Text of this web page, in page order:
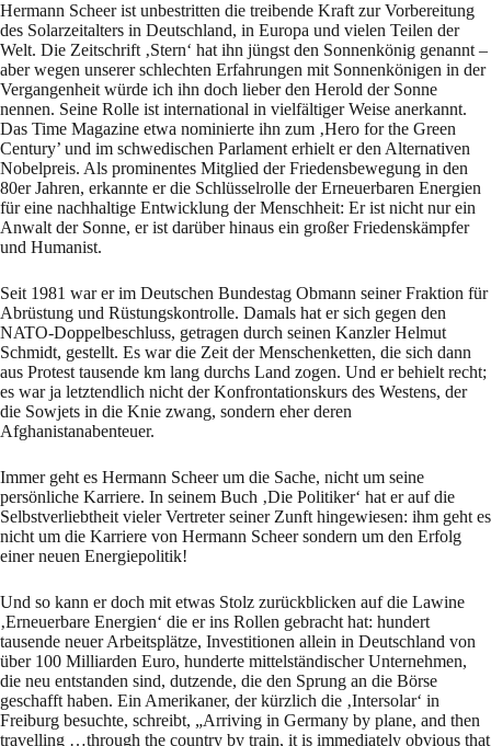
Hermann Scheer ist unbestritten die treibende Kraft zur Vorbereitung
des Solarzeitalters in Deutschland, in Europa und vielen Teilen der
Welt. Die Zeitschrift ‚Stern‘ hat ihn jüngst den Sonnenkönig genannt –
aber wegen unserer schlechten Erfahrungen mit Sonnenkönigen in der
Vergangenheit würde ich ihn doch lieber den Herold der Sonne
nennen. Seine Rolle ist international in vielfältiger Weise anerkannt.
Das Time Magazine etwa nominierte ihn zum ‚Hero for the Green
Century’ und im schwedischen Parlament erhielt er den Alternativen
Nobelpreis. Als prominentes Mitglied der Friedensbewegung in den
80er Jahren, erkannte er die Schlüsselrolle der Erneuerbaren Energien
für eine nachhaltige Entwicklung der Menschheit: Er ist nicht nur ein
Anwalt der Sonne, er ist darüber hinaus ein großer Friedenskämpfer
und Humanist.
Seit 1981 war er im Deutschen Bundestag Obmann seiner Fraktion für
Abrüstung und Rüstungskontrolle. Damals hat er sich gegen den
NATO-Doppelbeschluss, getragen durch seinen Kanzler Helmut
Schmidt, gestellt. Es war die Zeit der Menschenketten, die sich dann
aus Protest tausende km lang durchs Land zogen. Und er behielt recht;
es war ja letztendlich nicht der Konfrontationskurs des Westens, der
die Sowjets in die Knie zwang, sondern eher deren
Afghanistanabenteuer.
Immer geht es Hermann Scheer um die Sache, nicht um seine
persönliche Karriere. In seinem Buch ‚Die Politiker‘ hat er auf die
Selbstverliebtheit vieler Vertreter seiner Zunft hingewiesen: ihm geht es
nicht um die Karriere von Hermann Scheer sondern um den Erfolg
einer neuen Energiepolitik!
Und so kann er doch mit etwas Stolz zurückblicken auf die Lawine
‚Erneuerbare Energien‘ die er ins Rollen gebracht hat: hundert
tausende neuer Arbeitsplätze, Investitionen allein in Deutschland von
über 100 Milliarden Euro, hunderte mittelständischer Unternehmen,
die neu entstanden sind, dutzende, die den Sprung an die Börse
geschafft haben. Ein Amerikaner, der kürzlich die ‚Intersolar‘ in
Freiburg besuchte, schreibt, „Arriving in Germany by plane, and then
travelling …through the country by train, it is immediately obvious that